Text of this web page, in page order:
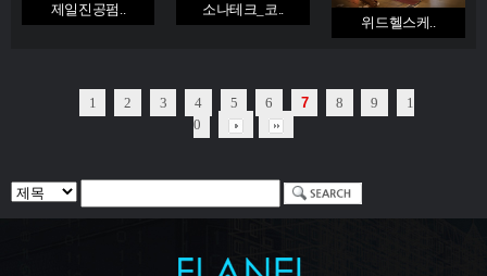
제일진공펌..
소나테크_코..
위드헬스케..
1 2 3 4 5 6 7 8 9
1
0